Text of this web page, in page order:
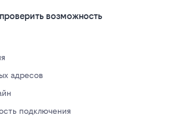
проверить возможность
адресов
подключения